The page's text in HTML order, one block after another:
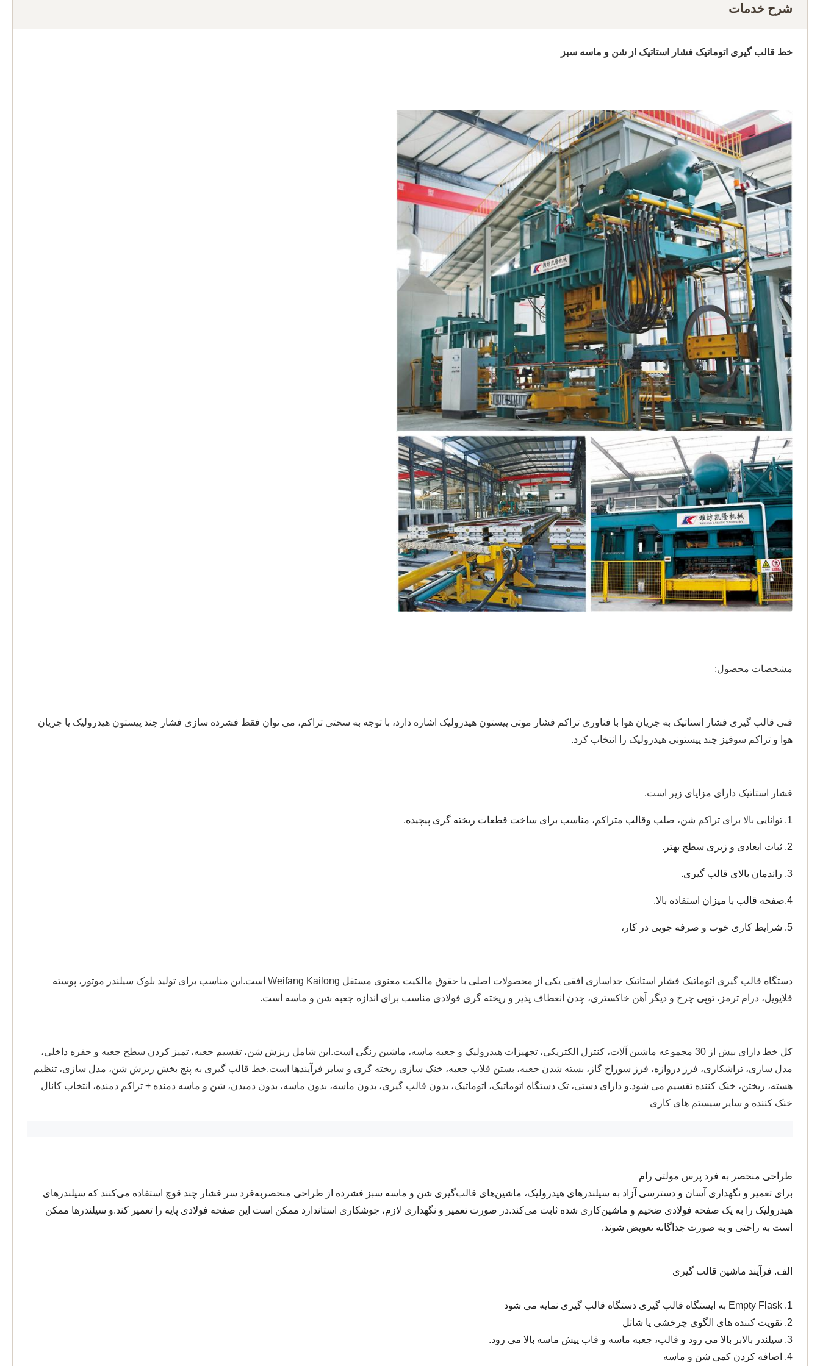
شرح خدمات
خط قالب گیری اتوماتیک فشار استاتیک از شن و ماسه سبز
مشخصات محصول:
فنی قالب گیری فشار استاتیک به جریان هوا با فناوری تراکم فشار موتی پیستون هیدرولیک اشاره دارد، با توجه به سختی تراکم، می توان فقط فشرده سازی فشار چند پیستون هیدرولیک یا جریان
هوا و تراکم سوقیز چند پیستونی هیدرولیک را انتخاب کرد.
فشار استاتیک دارای مزایای زیر است.
1. توانایی بالا برای تراکم شن، صلب و قالب متراکم، مناسب برای ساخت قطعات ریخته گری پیچیده.
2. ثبات ابعادی و زبری سطح بهتر.
3. راندمان بالای قالب گیری.
4. صفحه قالب با میزان استفاده بالا.
5. شرایط کاری خوب و صرفه جویی در کار،
دستگاه قالب گیری اتوماتیک فشار استاتیک جداسازی افقی یکی از محصولات اصلی با حقوق مالکیت معنوی مستقل Weifang Kailong است.این مناسب برای تولید بلوک سیلندر موتور، پوسته
فلایویل، درام ترمز، توپی چرخ و دیگر آهن خاکستری، چدن انعطاف پذیر و ریخته گری فولادی مناسب برای اندازه جعبه شن و ماسه است.
کل خط دارای بیش از 30 مجموعه ماشین آلات، کنترل الکتریکی، تجهیزات هیدرولیک و جعبه ماسه، ماشین رنگی است.این شامل ریزش شن، تقسیم جعبه، تمیز کردن سطح جعبه و حفره داخلی،
مدل سازی، تراشکاری، فرز دروازه، فرز سوراخ گاز، بسته شدن جعبه، بستن قلاب جعبه، خنک سازی ریخته گری و سایر فرآیندها است.خط قالب گیری به پنج بخش ریزش شن، مدل سازی، تنظیم
هسته، ریختن، خنک کننده تقسیم می شود.و دارای دستی، تک دستگاه اتوماتیک، اتوماتیک، بدون قالب گیری، بدون ماسه، بدون ماسه، بدون دمیدن، شن و ماسه دمنده + تراکم دمنده، انتخاب کانال
خنک کننده و سایر سیستم های کاری
طراحی منحصر به فرد پرس مولتی رام
برای تعمیر و نگهداری آسان و دسترسی آزاد به سیلندرهای هیدرولیک، ماشین‌های قالب‌گیری شن و ماسه سبز فشرده از طراحی منحصربه‌فرد سر فشار چند قوچ استفاده می‌کنند که سیلندرهای
هیدرولیک را به یک صفحه فولادی ضخیم و ماشین‌کاری شده ثابت می‌کند.در صورت تعمیر و نگهداری لازم، جوشکاری استاندارد ممکن است این صفحه فولادی پایه را تعمیر کند.و سیلندرها ممکن
است به راحتی و به صورت جداگانه تعویض شوند.
الف. فرآیند ماشین قالب گیری
1. Empty Flask به ایستگاه قالب گیری دستگاه قالب گیری نمایه می شود
2. تقویت کننده های الگوی چرخشی یا شاتل
3. سیلندر بالابر بالا می رود و قالب، جعبه ماسه و قاب پیش ماسه بالا می رود.
4. اضافه کردن کمی شن و ماسه